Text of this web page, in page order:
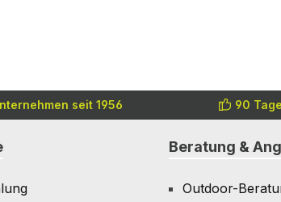
seit 1956 90
Beratung &
Outdoor-